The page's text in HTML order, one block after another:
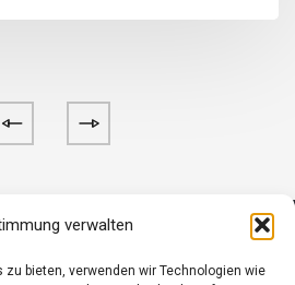
verwalten
zu bieten, verwenden wir Technologien wie